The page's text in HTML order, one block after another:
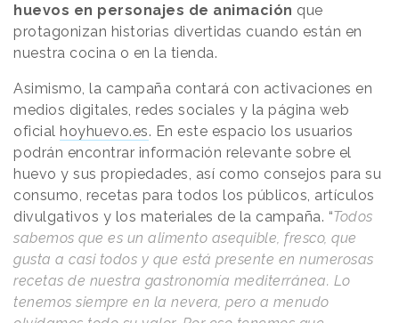
huevos en personajes de animación que
protagonizan historias divertidas cuando están en
nuestra cocina o en la tienda.
Asimismo, la campaña contará con activaciones en
medios digitales, redes sociales y la página web
oficial hoyhuevo.es. En este espacio los usuarios
podrán encontrar información relevante sobre el
huevo y sus propiedades, así como consejos para su
consumo, recetas para todos los públicos, artículos
divulgativos y los materiales de la campaña. “Todos
sabemos que es un alimento asequible, fresco, que
gusta a casi todos y que está presente en numerosas
recetas de nuestra gastronomía mediterránea. Lo
tenemos siempre en la nevera, pero a menudo